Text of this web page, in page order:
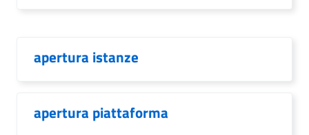
apertura istanze
apertura piattaforma